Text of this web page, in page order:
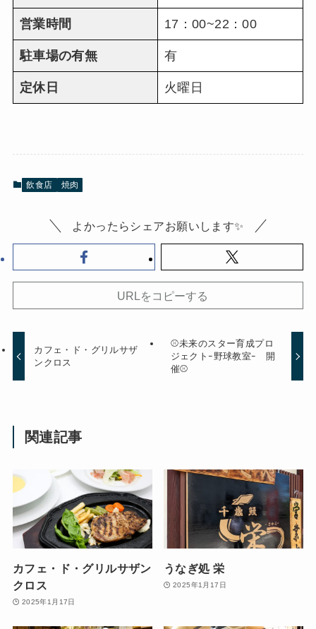
営業時間 17：00~22：00
駐車場の有無 有
定休日 火曜日
飲食店 焼肉
よかったらシェアお願いします✨
URLをコピーする
カフェ・ド・グリルサザ
ンクロス
⚾未来のスター育成プロ
ジェクトｰ野球教室ｰ 開
催⚾
関連記事
カフェ・ド・グリルサザン
クロス
2025年1月17日
うなぎ処 栄
2025年1月17日